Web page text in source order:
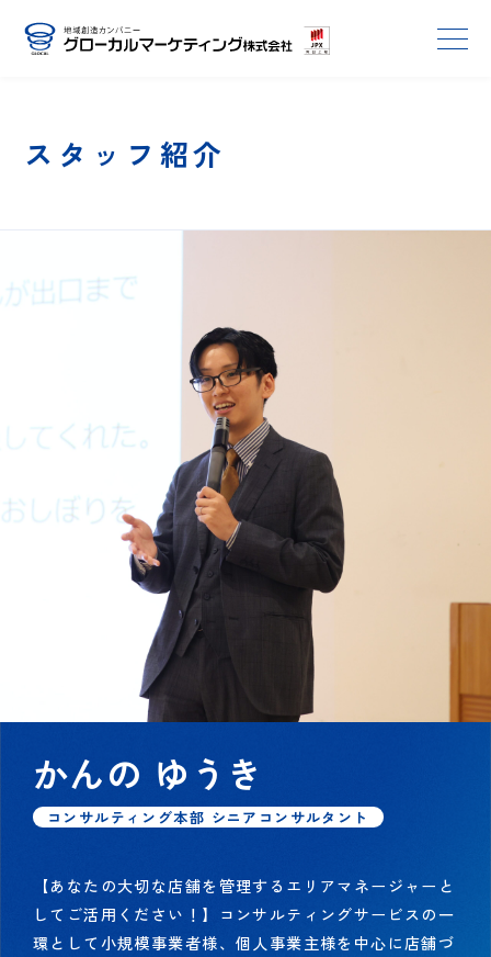
スタッフ紹介
かんの ゆうき
コンサルティング本部 シニアコンサルタント
【あなたの大切な店舗を管理するエリアマネージャーと
してご活用ください！】コンサルティングサービスの一
環として小規模事業者様、個人事業主様を中心に店舗づ